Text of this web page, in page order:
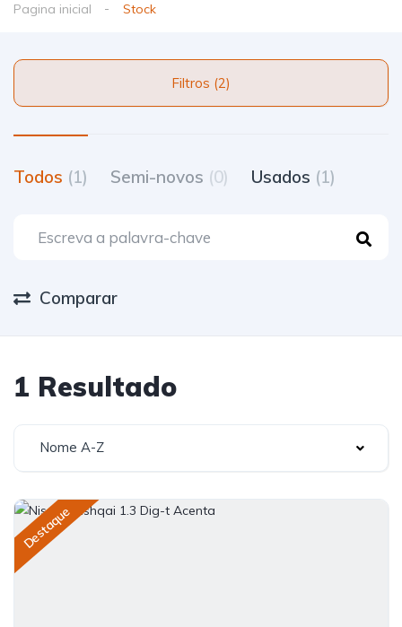
Pagina inicial Stock
Filtros (2)
Todos (1) Semi-novos (0) Usados (1)
Comparar
1 Resultado
Nome A-Z
Destaque